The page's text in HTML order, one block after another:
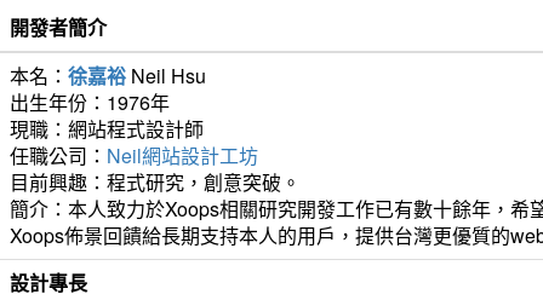
開發者簡介
本名： 徐嘉裕 Neil Hsu
出生年份：1976年
現職：網站程式設計師
任職公司： Neil網站設計工坊
目前興趣：程式研究，創意突破。
簡介：本人致力於Xoops相關研究開發工作已有數十餘年，
Xoops佈景回饋給長期支持本人的用戶，提供台灣更優質的
設計專長